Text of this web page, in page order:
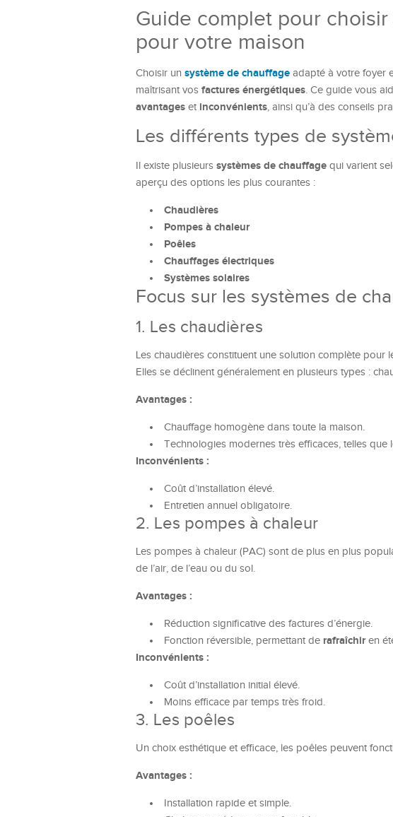
Guide complet pour
pour votre maison
Choisir un système de chauffage adapté à votre foyer
maîtrisant vos factures énergétiques. Ce guide vous
avantages et inconvénients, ainsi qu’à des conseils
Les différents types de
Il existe plusieurs systèmes de chauffage qui varient
aperçu des options les plus courantes :
Chaudières
Pompes à chaleur
Poêles
Chauffages électriques
Systèmes solaires
Focus sur les systèmes de
1. Les chaudières
Les chaudières constituent une solution complète pour
Elles se déclinent généralement en plusieurs types :
Avantages :
Chauffage homogène dans toute la maison.
Technologies modernes très efficaces, telles que
Inconvénients :
Coût d’installation élevé.
Entretien annuel obligatoire.
2. Les pompes à chaleur
Les pompes à chaleur (PAC) sont de plus en plus
de l’air, de l’eau ou du sol.
Avantages :
Réduction significative des factures d’énergie.
Fonction réversible, permettant de rafraîchiren
Inconvénients :
Coût d’installation initial élevé.
Moins efficace par temps très froid.
3. Les poêles
Un choix esthétique et efficace, les poêles peuvent
Avantages :
Installation rapide et simple.